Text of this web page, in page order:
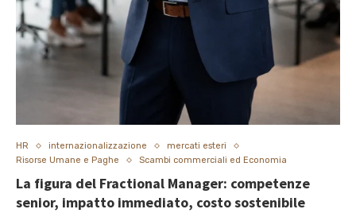
HR internazionalizzazione
mercati esteri
Risorse Umane e Paghe
Scambi commerciali ed Economia
La figura del Fractional Manager: competenze
senior, impatto immediato, costo sostenibile